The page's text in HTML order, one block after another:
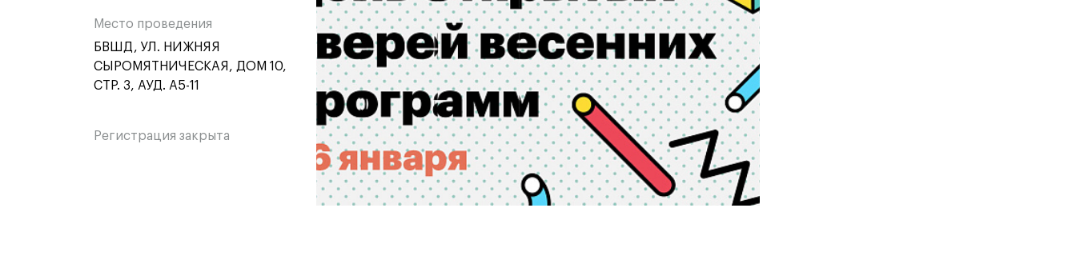
Карта профессий
Место проведения
БВШД, УЛ. НИЖНЯЯ
СЫРОМЯТНИЧЕСКАЯ, ДОМ 10,
СТР. 3, АУД. А5-11
Регистрация закрыта
мероприятии